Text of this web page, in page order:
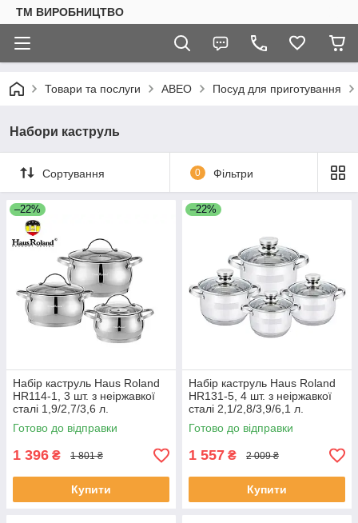
ТМ ВИРОБНИЦТВО
Товари та послуги АВЕО Посуд для приготування
Набори каструль
Сортування 0 Фільтри
–22%
Набір каструль Haus Roland
HR114-1, 3 шт. з неіржавкої
сталі 1,9/2,7/3,6 л.
Сріблястий (HR114-1)
ЕКОБОКС
Готово до відправки
1 396 ₴ 1 801 ₴
Купити
–22%
Набір каструль Haus Roland
HR131-5, 4 шт. з неіржавкої
сталі 2,1/2,8/3,9/6,1 л.
Сріблястий (HR131-5)
ЕКОБОКС
Готово до відправки
1 557 ₴ 2 009 ₴
Купити